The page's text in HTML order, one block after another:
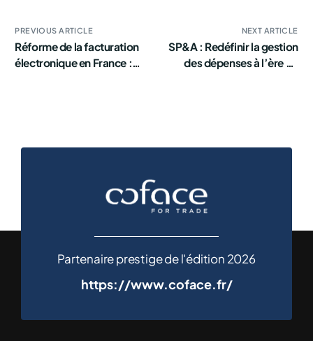
PREVIOUS ARTICLE
Réforme de la facturation
électronique en France :
NEXT ARTICLE
SP&A : Redéfinir la gestion
des dépenses à l’ère de
Partenaire prestige de l'édition 2026
https://www.coface.fr/